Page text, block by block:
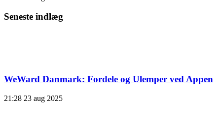
Seneste indlæg
WeWard Danmark: Fordele og Ulemper ved Appen
21:28 23 aug 2025